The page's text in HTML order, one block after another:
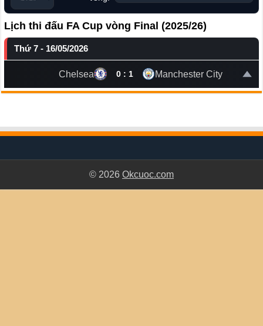
Lịch thi đấu FA Cup vòng Final (2025/26)
Thứ 7 - 16/05/2026
Chelsea 0 : 1 Manchester City
© 2026 Okcuoc.com